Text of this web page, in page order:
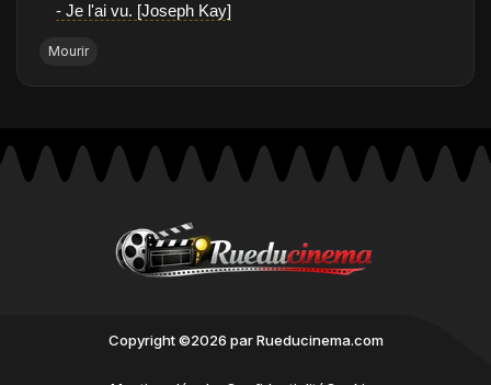
- Je l'ai vu. [Joseph Kay]
Mourir
Copyright ©2026 par Rueducinema.com